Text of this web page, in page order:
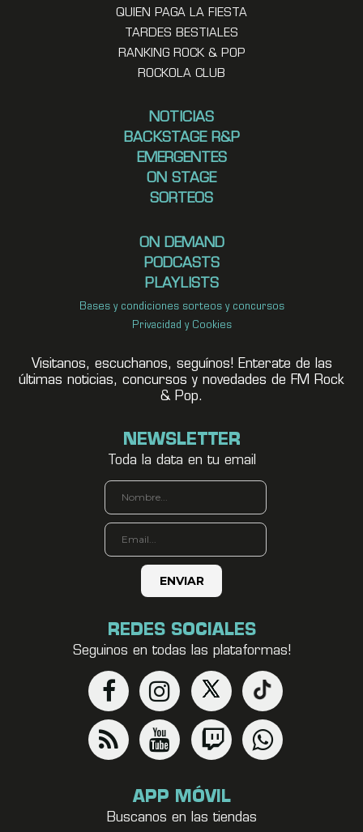
QUIEN PAGA LA FIESTA
TARDES BESTIALES
RANKING ROCK & POP
ROCKOLA CLUB
NOTICIAS
BACKSTAGE R&P
EMERGENTES
ON STAGE
SORTEOS
ON DEMAND
PODCASTS
PLAYLISTS
Bases y condiciones sorteos y concursos
Privacidad y Cookies
Visitanos, escuchanos, seguínos! Enterate de las
últimas noticias, concursos y novedades de FM Rock
& Pop.
NEWSLETTER
Toda la data en tu email
REDES SOCIALES
Seguinos en todas las plataformas!
APP MÓVIL
Buscanos en las tiendas